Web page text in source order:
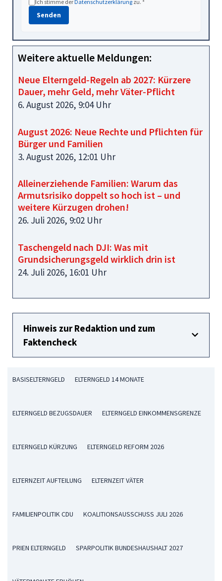
Ich stimme derDatenschutzerklärung zu. *
Senden
Weitere aktuelle Meldungen:
Neue Elterngeld‑Regeln ab 2027: Kürzere
Dauer, mehr Geld, mehr Väter‑Pflicht
6. August 2026, 9:04 Uhr
August 2026: Neue Rechte und Pflichten für
Bürger und Familien
3. August 2026, 12:01 Uhr
Alleinerziehende Familien: Warum das
Armutsrisiko doppelt so hoch ist – und
weitere Kürzugen drohen!
26. Juli 2026, 9:02 Uhr
Taschengeld nach DJI: Was mit
Grundsicherungsgeld wirklich drin ist
24. Juli 2026, 16:01 Uhr
Hinweis zur Redaktion und zum
Faktencheck
BASISELTERNGELD ELTERNGELD 14 MONATE
ELTERNGELD BEZUGSDAUER ELTERNGELD EINKOMMENSGRENZE
ELTERNGELD KÜRZUNG ELTERNGELD REFORM 2026
ELTERNZEIT AUFTEILUNG ELTERNZEIT VÄTER
FAMILIENPOLITIK CDU KOALITIONSAUSSCHUSS JULI 2026
PRIEN ELTERNGELD SPARPOLITIK BUNDESHAUSHALT 2027